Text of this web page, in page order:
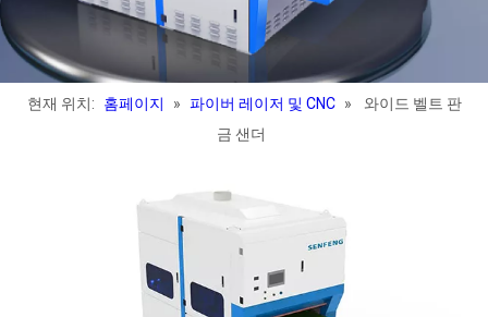
현재 위치: 홈페이지 » 파이버 레이저 및 CNC »
와이드 벨트 판
금 샌더